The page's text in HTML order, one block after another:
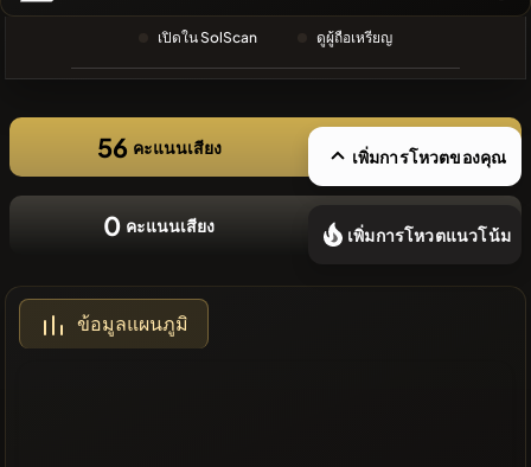
❌ไม่มี
เหรียญล่าสุด
เปิดใน SolScan ดูผู้ถือเหรียญ
56 คะแนนเสียง เพิ่มการโหวตของคุณ
0 คะแนนเสียง เพิ่มการโหวตแนวโน้ม
ข้อมูลแผนภูมิ